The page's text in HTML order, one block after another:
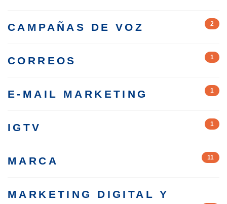
CAMPAÑAS DE VOZ 2
CORREOS 1
E-MAIL MARKETING 1
IGTV 1
MARCA 11
MARKETING DIGITAL Y